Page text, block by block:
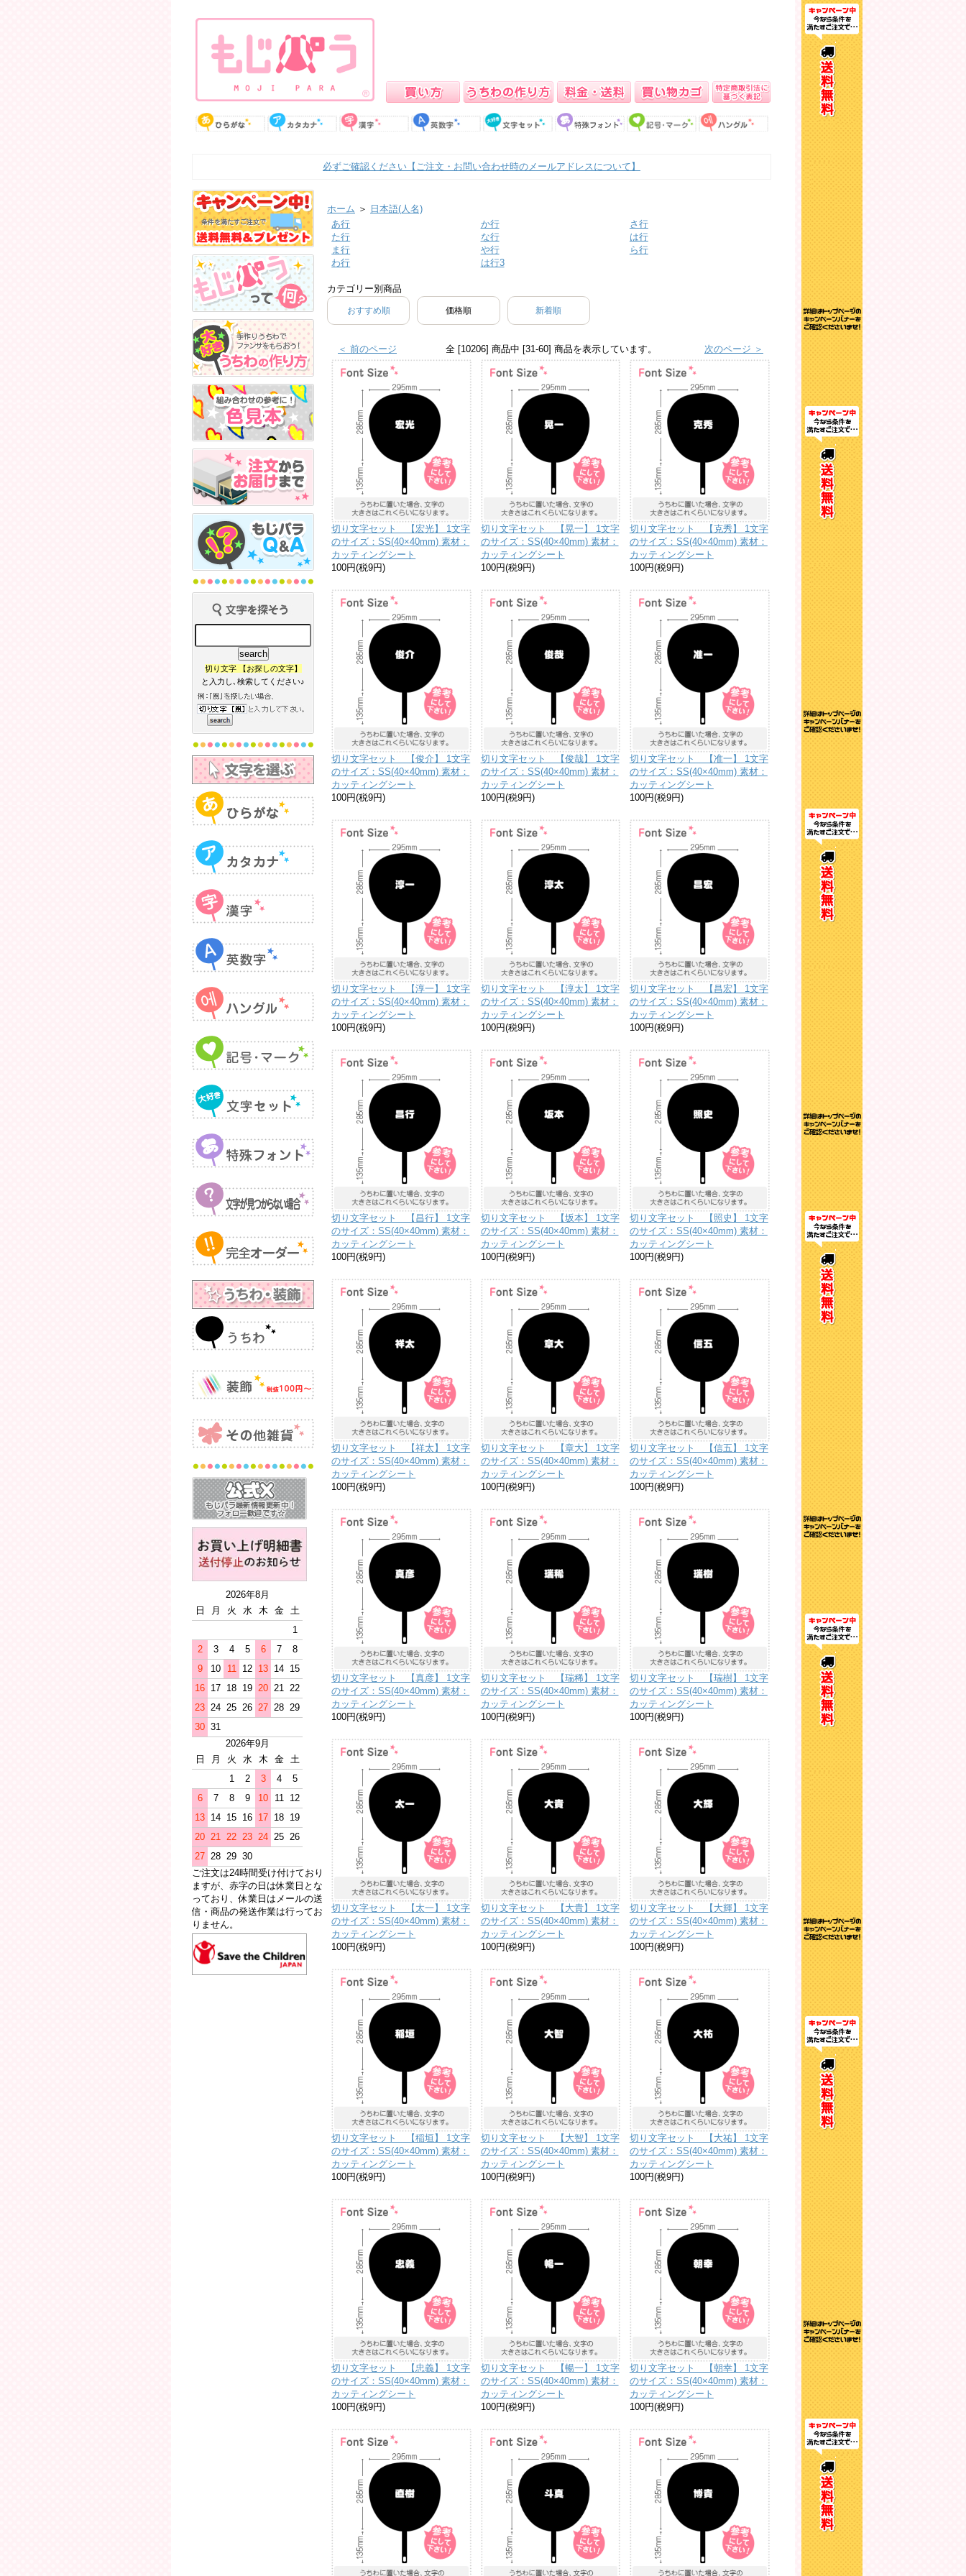
必ずご確認ください【ご注文・お問い合わせ時のメールアドレスについて】
切り文字 【お探しの文字】
と入力し､検索してください♪
2026年8月
日
月 火 水 木 金
土
1
2
3 4 5 6 7
8
9
10 11 12 13 14 15
16 17 18 19 20 21 22
23 24 25 26 27 28 29
30 31
2026年9月
日
月 火 水 木 金
土
1
2 3 4
5
6
7 8 9 10 11
12
13 14 15 16 17 18 19
20 21 22 23 24 25 26
27 28 29 30
ご注文は24時間受け付けており
ますが、赤字の日は休業日とな
っており、休業日はメールの送
信・商品の発送作業は行ってお
りません。
ホーム ＞
日本語(人名)
あ行
か行
さ行
た行
な行
は行
ま行
や行
ら行
わ行
は行3
カテゴリー別商品
おすすめ順 価格順 新着順
＜ 前のページ 全 [10206] 商品中 [31-60] 商品を表示しています。 次のページ ＞
切り文字セット 【宏光】 1文字
のサイズ：SS(40×40mm) 素材：
カッティングシート
100円(税9円)
切り文字セット 【晃一】 1文字
のサイズ：SS(40×40mm) 素材：
カッティングシート
100円(税9円)
切り文字セット 【克秀】 1文字
のサイズ：SS(40×40mm) 素材：
カッティングシート
100円(税9円)
切り文字セット 【俊介】 1文字
のサイズ：SS(40×40mm) 素材：
カッティングシート
100円(税9円)
切り文字セット 【俊哉】 1文字
のサイズ：SS(40×40mm) 素材：
カッティングシート
100円(税9円)
切り文字セット 【准一】 1文字
のサイズ：SS(40×40mm) 素材：
カッティングシート
100円(税9円)
切り文字セット 【淳一】 1文字
のサイズ：SS(40×40mm) 素材：
カッティングシート
100円(税9円)
切り文字セット 【淳太】 1文字
のサイズ：SS(40×40mm) 素材：
カッティングシート
100円(税9円)
切り文字セット 【昌宏】 1文字
のサイズ：SS(40×40mm) 素材：
カッティングシート
100円(税9円)
切り文字セット 【昌行】 1文字
のサイズ：SS(40×40mm) 素材：
カッティングシート
100円(税9円)
切り文字セット 【坂本】 1文字
のサイズ：SS(40×40mm) 素材：
カッティングシート
100円(税9円)
切り文字セット 【照史】 1文字
のサイズ：SS(40×40mm) 素材：
カッティングシート
100円(税9円)
切り文字セット 【祥太】 1文字
のサイズ：SS(40×40mm) 素材：
カッティングシート
100円(税9円)
切り文字セット 【章大】 1文字
のサイズ：SS(40×40mm) 素材：
カッティングシート
100円(税9円)
切り文字セット 【信五】 1文字
のサイズ：SS(40×40mm) 素材：
カッティングシート
100円(税9円)
切り文字セット 【真彦】 1文字
のサイズ：SS(40×40mm) 素材：
カッティングシート
100円(税9円)
切り文字セット 【瑞稀】 1文字
のサイズ：SS(40×40mm) 素材：
カッティングシート
100円(税9円)
切り文字セット 【瑞樹】 1文字
のサイズ：SS(40×40mm) 素材：
カッティングシート
100円(税9円)
切り文字セット 【太一】 1文字
のサイズ：SS(40×40mm) 素材：
カッティングシート
100円(税9円)
切り文字セット 【大貴】 1文字
のサイズ：SS(40×40mm) 素材：
カッティングシート
100円(税9円)
切り文字セット 【大輝】 1文字
のサイズ：SS(40×40mm) 素材：
カッティングシート
100円(税9円)
切り文字セット 【稲垣】 1文字
のサイズ：SS(40×40mm) 素材：
カッティングシート
100円(税9円)
切り文字セット 【大智】 1文字
のサイズ：SS(40×40mm) 素材：
カッティングシート
100円(税9円)
切り文字セット 【大祐】 1文字
のサイズ：SS(40×40mm) 素材：
カッティングシート
100円(税9円)
切り文字セット 【忠義】 1文字
のサイズ：SS(40×40mm) 素材：
カッティングシート
100円(税9円)
切り文字セット 【暢一】 1文字
のサイズ：SS(40×40mm) 素材：
カッティングシート
100円(税9円)
切り文字セット 【朝幸】 1文字
のサイズ：SS(40×40mm) 素材：
カッティングシート
100円(税9円)